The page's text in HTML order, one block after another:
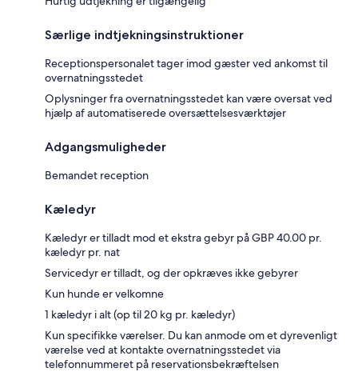
Særlige indtjekningsinstruktioner
Receptionspersonalet tager imod gæster ved ankomst til
overnatningsstedet
Oplysninger fra overnatningsstedet kan være oversat ved
hjælp af automatiserede oversættelsesværktøjer
Adgangsmuligheder
Bemandet reception
Kæledyr
Kæledyr er tilladt mod et ekstra gebyr på GBP 40.00 pr.
kæledyr pr. nat
Servicedyr er tilladt, og der opkræves ikke gebyrer
Kun hunde er velkomne
1 kæledyr i alt (op til 20 kg pr. kæledyr)
Kun specifikke værelser. Du kan anmode om et dyrevenligt
værelse ved at kontakte overnatningsstedet via
telefonnummeret på reservationsbekræftelsen